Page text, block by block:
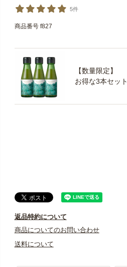
5件
商品番号 f827
【数量限定】
お得な3本セット
返品特約について
商品についてのお問い合わせ
送料について